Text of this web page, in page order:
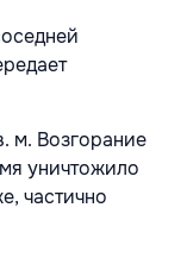
м. Возгорание
уничтожило
частично